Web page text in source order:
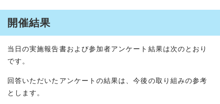
開催結果
当日の実施報告書および参加者アンケート結果は次のとおり
です。
回答いただいたアンケートの結果は、今後の取り組みの参考
とします。